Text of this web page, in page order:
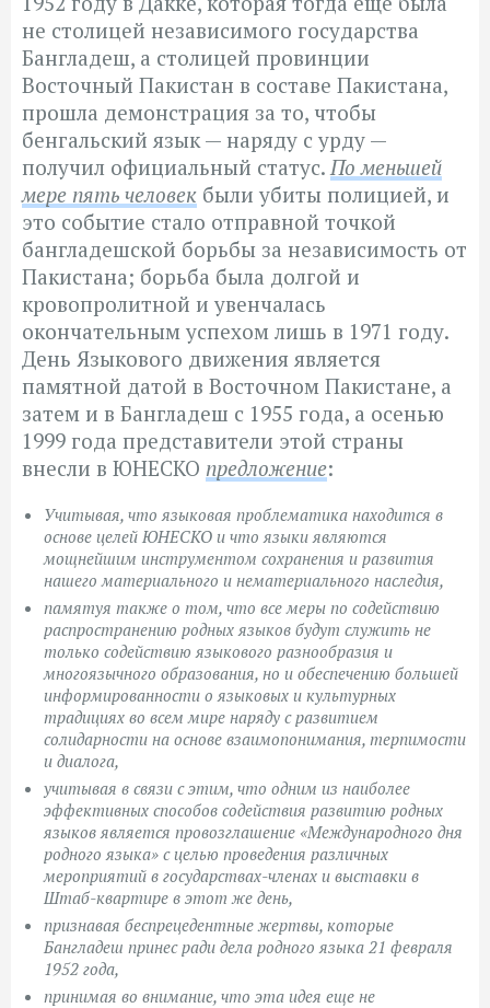
не столицей независимого государства
Бангладеш, а столицей провинции
Восточный Пакистан в составе Пакистана,
прошла демонстрация за то, чтобы
бенгальский язык — наряду с урду —
получил официальный статус. По меньшей
мере пять человек были убиты полицией, и
это событие стало отправной точкой
бангладешской борьбы за независимость от
Пакистана; борьба была долгой и
кровопролитной и увенчалась
окончательным успехом лишь в 1971 году.
День Языкового движения является
памятной датой в Восточном Пакистане, а
затем и в Бангладеш с 1955 года, а осенью
1999 года представители этой страны
внесли в ЮНЕСКО предложение:
Учитывая, что языковая проблематика находится в
основе целей ЮНЕСКО и что языки являются
мощнейшим инструментом сохранения и развития
нашего материального и нематериального наследия,
памятуя также о том, что все меры по содействию
распространению родных языков будут служить не
только содействию языкового разнообразия и
многоязычного образования, но и обеспечению большей
информированности о языковых и культурных
традициях во всем мире наряду с развитием
солидарности на основе взаимопонимания, терпимости
и диалога,
учитывая в связи с этим, что одним из наиболее
эффективных способов содействия развитию родных
языков является провозглашение «Международного дня
родного языка» с целью проведения различных
мероприятий в государствах-членах и выставки в
Штаб-квартире в этот же день,
признавая беспрецедентные жертвы, которые
Бангладеш принес ради дела родного языка 21 февраля
1952 года,
принимая во внимание, что эта идея еще не